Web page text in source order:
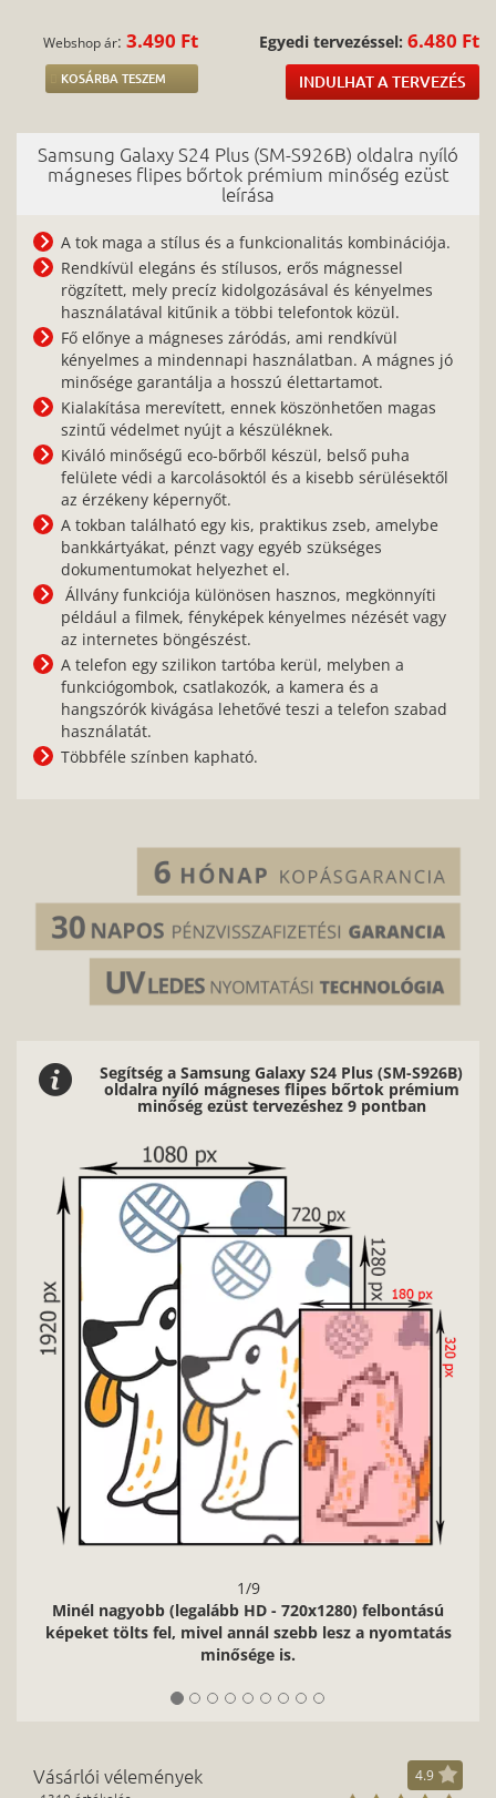
Webshop ár:3.490 Ft
KOSÁRBA TESZEM
Egyedi tervezéssel: 6.480 Ft
INDULHAT A TERVEZÉS
Samsung Galaxy S24 Plus (SM-S926B) oldalra nyíló
mágneses flipes bőrtok prémium minőség ezüst
leírása
A tok maga a stílus és a funkcionalitás kombinációja.
Rendkívül elegáns és stílusos, erős mágnessel
rögzített, mely precíz kidolgozásával és kényelmes
használatával kitűnik a többi telefontok közül.
Fő előnye a mágneses záródás, ami rendkívül
kényelmes a mindennapi használatban. A mágnes jó
minősége garantálja a hosszú élettartamot.
Kialakítása merevített, ennek köszönhetően magas
szintű védelmet nyújt a készüléknek.
Kiváló minőségű eco-bőrből készül, belső puha
felülete védi a karcolásoktól és a kisebb sérülésektől
az érzékeny képernyőt.
A tokban található egy kis, praktikus zseb, amelybe
bankkártyákat, pénzt vagy egyéb szükséges
dokumentumokat helyezhet el.
Állvány funkciója különösen hasznos, megkönnyíti
például a filmek, fényképek kényelmes nézését vagy
az internetes böngészést.
A telefon egy szilikon tartóba kerül, melyben a
funkciógombok, csatlakozók, a kamera és a
hangszórók kivágása lehetővé teszi a telefon szabad
használatát.
Többféle színben kapható.
Segítség a Samsung Galaxy S24 Plus (SM-S926B)
oldalra nyíló mágneses flipes bőrtok prémium
minőség ezüst tervezéshez 9 pontban
2/9
Nagyon fontos, hogy jó minőségű, éles kontúrokkal, jó
fényviszonyokkal rendelkező képeket használj.
Vásárlói vélemények
- 1310 értékelés
4.9
Szuper lett köszönöm :) Kis-Kolenyák Niki
Elégedett vásárló: 249 435
Facebook követő: 63 836
Instagram követő: 11 008